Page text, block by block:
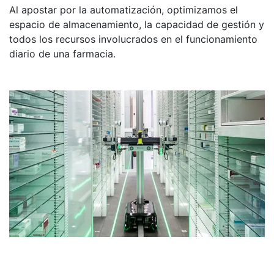
Al apostar por la automatización, optimizamos el
espacio de almacenamiento, la capacidad de gestión y
todos los recursos involucrados en el funcionamiento
diario de una farmacia.